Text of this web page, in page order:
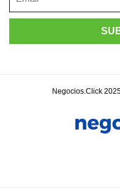
Negocios.Click